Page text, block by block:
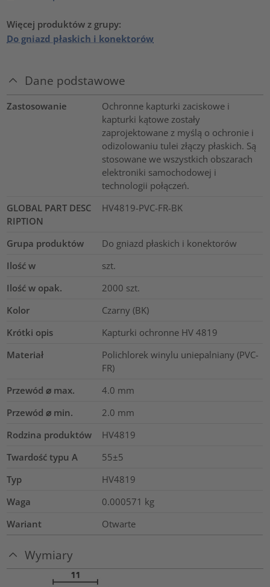
Więcej produktów z grupy:
Do gniazd płaskich i konektorów
Dane podstawowe
Zastosowanie
Ochronne kapturki zaciskowe i
kapturki kątowe zostały
zaprojektowane z myślą o ochronie i
odizolowaniu tulei złączy płaskich. Są
stosowane we wszystkich obszarach
elektroniki samochodowej i
technologii połączeń.
GLOBAL PART DESC
RIPTION
HV4819-PVC-FR-BK
Grupa produktów
Do gniazd płaskich i konektorów
Ilość w
szt.
Ilość w opak.
2000 szt.
Kolor
Czarny (BK)
Krótki opis
Kapturki ochronne HV 4819
Materiał
Polichlorek winylu uniepalniany (PVC-
FR)
Przewód ⌀ max.
4.0 mm
Przewód ⌀ min.
2.0 mm
Rodzina produktów
HV4819
Twardość typu A
55±5
Typ
HV4819
Waga
0.000571 kg
Wariant
Otwarte
Wymiary